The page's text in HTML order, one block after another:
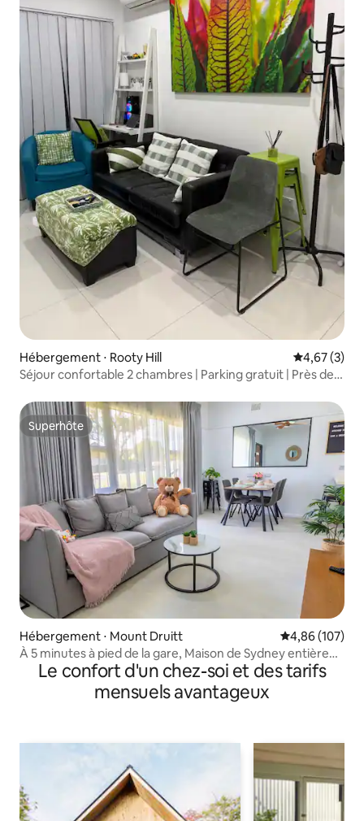
Hébergement ⋅ Rooty Hill Évaluation
4,67 (3)
Séjour confortable 2 chambres | Parking gratuit | Près de
Superhôte
Superhôte
Hébergement ⋅ Mount Druitt Évaluation
4,86 (107)
À 5 minutes à pied de la gare, Maison de Sydney entière悉
尼整栋度假屋
Le confort d'un chez-soi et des tarifs
mensuels avantageux